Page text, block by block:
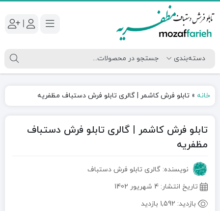
|
خانه » تابلو فرش کاشمر | گالری تابلو فرش دستباف مظفریه
تابلو فرش کاشمر | گالری تابلو فرش دستباف
مظفریه
نویسنده: گالری تابلو فرش دستباف
تاریخ انتشار: 4 شهریور 1402
بازدید: 1,592 بازدید